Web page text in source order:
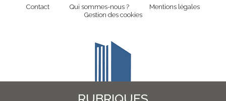
Contact Qui sommes-nous ?
Mentions légales
Gestion des cookies